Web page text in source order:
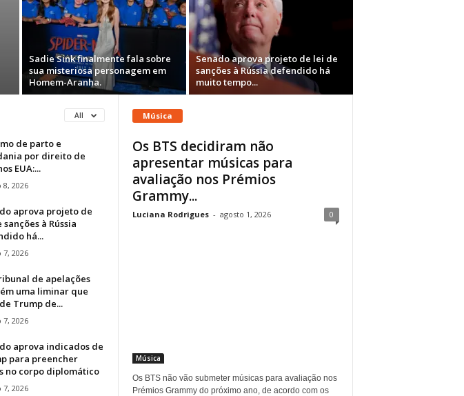
Sadie Sink finalmente fala sobre
sua misteriosa personagem em
Homem-Aranha.
Senado aprova projeto de lei de
sanções à Rússia defendido há
muito tempo...
All
de parto e
por direito de
EUA:...
8, 2026
aprova projeto de
sanções à Rússia
há...
7, 2026
de apelações
uma liminar que
Trump de...
7, 2026
aprova indicados de
para preencher
no corpo diplomático
7, 2026
Música
Os BTS decidiram não
apresentar músicas para
avaliação nos Prémios
Grammy...
Luciana Rodrigues - agosto 1, 2026 0
Música
Os BTS não vão submeter músicas para avaliação nos
Prémios Grammy do próximo ano, de acordo com os